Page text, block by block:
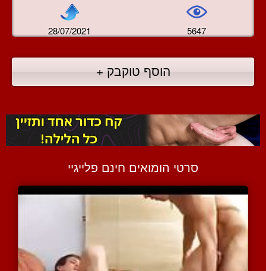
28/07/2021 5647
הוסף טוקבק +
סרטי הומואים חינם פלייגיי